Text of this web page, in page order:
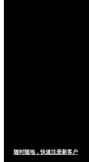
随时随地，快速注册新客户